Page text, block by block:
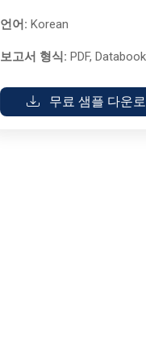
언어: Korean
보고서 형식: PDF, Databook
무료 샘플 다운